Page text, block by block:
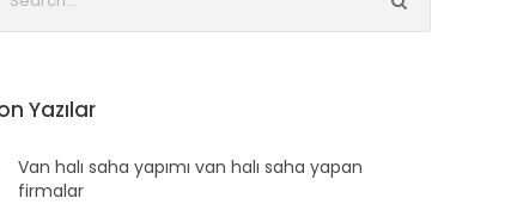
Yazılar
Van halı saha yapımı van halı saha yapan
firmalar